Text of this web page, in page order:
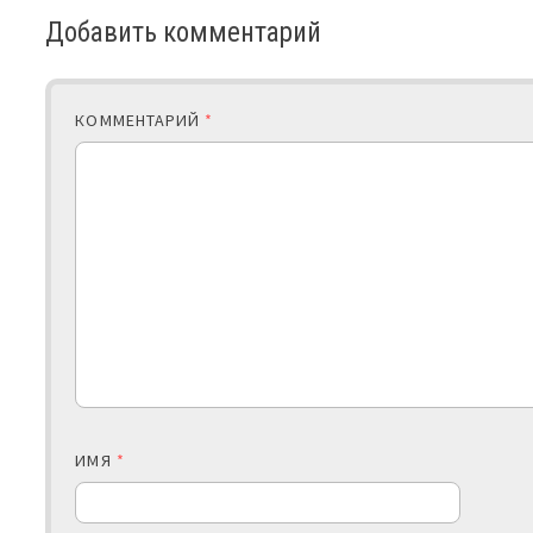
Добавить комментарий
КОММЕНТАРИЙ *
ИМЯ *